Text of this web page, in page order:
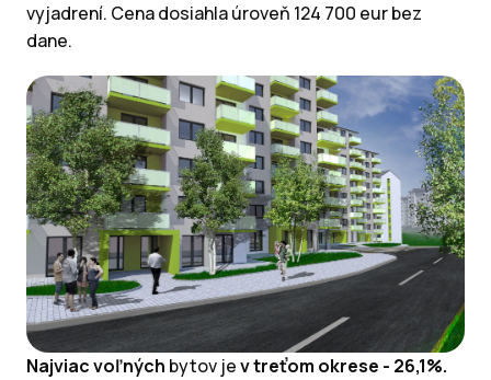
vyjadrení. Cena dosiahla úroveň 124 700 eur bez
dane.
Najviac voľných bytov jev treťom okrese - 26,1%.